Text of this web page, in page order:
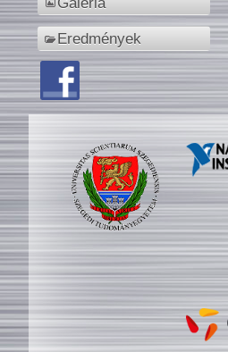
Eredmények